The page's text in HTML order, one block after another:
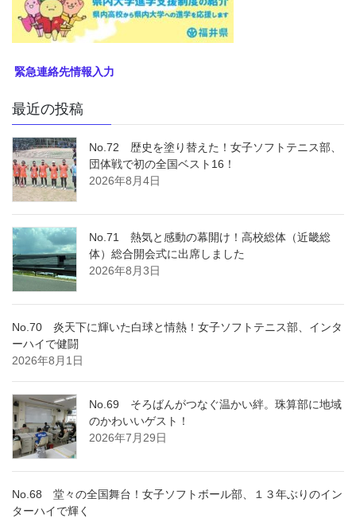
緊急連絡先情報入力
最近の投稿
No.72 歴史を塗り替えた！女子ソフトテニス部、
団体戦で初の全国ベスト16！
2026年8月4日
No.71 熱気と感動の幕開け！高校総体（近畿総
体）総合開会式に出席しました
2026年8月3日
No.70 炎天下に輝いた白球と情熱！女子ソフトテニス部、インタ
ーハイで健闘
2026年8月1日
No.69 そろばんがつなぐ温かい絆。珠算部に地域
のかわいいゲスト！
2026年7月29日
No.68 堂々の全国舞台！女子ソフトボール部、１３年ぶりのイン
ターハイで輝く